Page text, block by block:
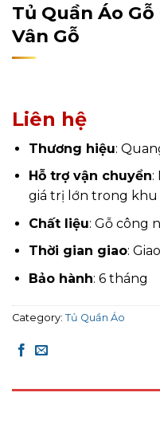
Tủ Quần Áo
Vân Gỗ
Liên hệ
Thương hiệu:
Hỗ trợ vận chuyển:
giá trị lớn trong khu
Chất liệu: Gỗ công
Thời gian giao:
Bảo hành: 6 tháng
Category: Tủ Quần Áo